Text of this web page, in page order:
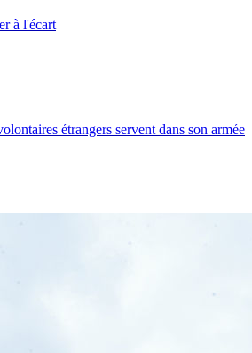
à l'écart
étrangers servent dans son armée